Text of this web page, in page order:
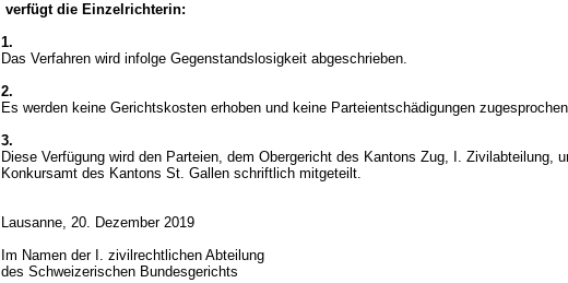
verfügt die Einzelrichterin:
1.
Das Verfahren wird infolge Gegenstandslosigkeit abgeschrieben.
2.
Es werden keine Gerichtskosten erhoben und keine Parteientschädigungen
3.
Diese Verfügung wird den Parteien, dem Obergericht des Kantons Zug, I. Zivilabteilung,
Konkursamt des Kantons St. Gallen schriftlich mitgeteilt.
Lausanne, 20. Dezember 2019
Im Namen der I. zivilrechtlichen Abteilung
des Schweizerischen Bundesgerichts